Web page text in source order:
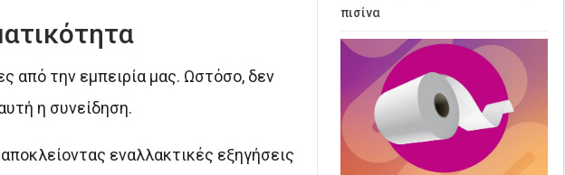
από την εμπειρία μας. Ωστόσο, δεν
η συνείδηση.
εναλλακτικές εξηγήσεις
πισίνα